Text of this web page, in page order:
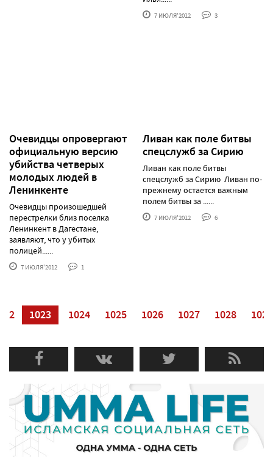
7 ИЮЛЯ'2012 3
Очевидцы опровергают
официальную версию
убийства четверых
молодых людей в
Ленинкенте
Очевидцы произошедшей
перестрелки близ поселка
Ленинкент в Дагестане,
заявляют, что у убитых
полицей......
7 ИЮЛЯ'2012 1
Ливан как поле битвы
спецслужб за Сирию
Ливан как поле битвы
спецслужб за Сирию Ливан по-
прежнему остается важным
полем битвы за ......
7 ИЮЛЯ'2012 6
1023 1024 1025 1026 1027 1028 1029